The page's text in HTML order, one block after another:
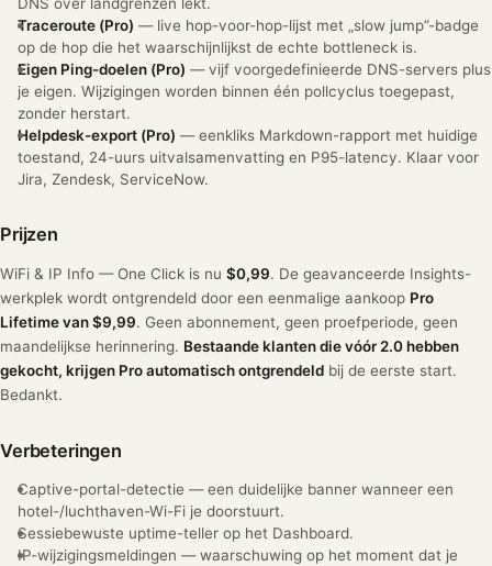
Traceroute (Pro) — live hop-voor-hop-lijst met „slow jump”-badge
op de hop die het waarschijnlijkst de echte bottleneck is.
Eigen Ping-doelen (Pro) — vijf voorgedefinieerde DNS-servers plus
je eigen. Wijzigingen worden binnen één pollcyclus toegepast,
zonder herstart.
Helpdesk-export (Pro) — eenkliks Markdown-rapport met huidige
toestand, 24-uurs uitvalsamenvatting en P95-latency. Klaar voor
Jira, Zendesk, ServiceNow.
Prijzen
WiFi & IP Info — One Click is nu $0,99. De geavanceerde Insights-
werkplek wordt ontgrendeld door een eenmalige aankoop Pro
Lifetime van $9,99. Geen abonnement, geen proefperiode, geen
maandelijkse herinnering. Bestaande klanten die vóór 2.0 hebben
gekocht, krijgen Pro automatisch ontgrendeld bij de eerste start.
Bedankt.
Verbeteringen
Captive-portal-detectie — een duidelijke banner wanneer een
hotel-/luchthaven-Wi-Fi je doorstuurt.
Sessiebewuste uptime-teller op het Dashboard.
IP-wijzigingsmeldingen — waarschuwing op het moment dat je